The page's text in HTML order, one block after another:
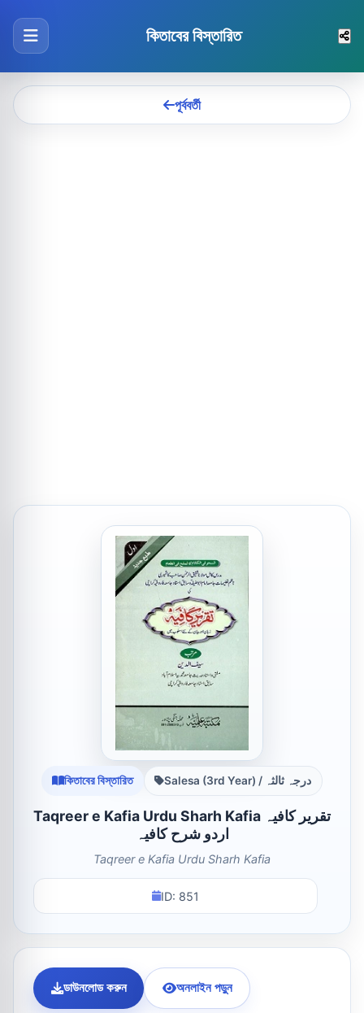
কিতাবের বিস্তারিত
পূর্ববর্তী
কিতাবের বিস্তারিত Salesa (3rd Year) / درجہ ثالثہ
Taqreer e Kafia Urdu Sharh Kafia تقریر کافیہ
اردو شرح کافیہ
Taqreer e Kafia Urdu Sharh Kafia
ID: 851
ডাউনলোড করুন অনলাইন পড়ুন